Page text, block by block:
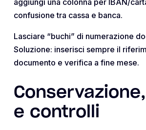
aggiungi una colonna per IBAN/
confusione tra cassa e banca.
Lasciare “buchi” di numerazione
Soluzione: inserisci sempre il
documento e verifica a fine mese.
e controlli